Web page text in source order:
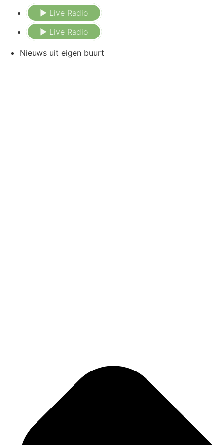
► Live Radio
► Live Radio
Nieuws uit eigen buurt